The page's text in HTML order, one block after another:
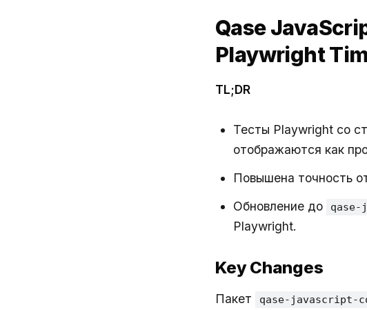
Qase
Playwright
TL;DR
Тесты Playwright со
отображаются как
Повышена точность
Обновление до
qase-
Playwright.
Key Changes
Пакет qase-javascript-